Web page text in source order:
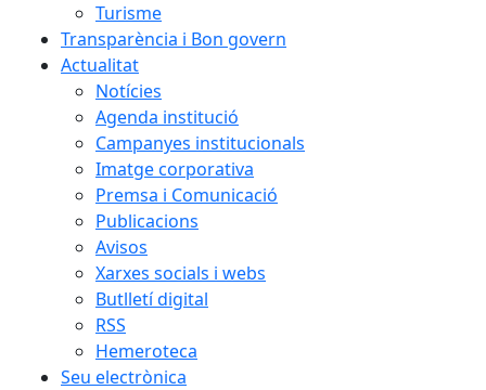
Turisme
Transparència i Bon govern
Actualitat
Notícies
Agenda institució
Campanyes institucionals
Imatge corporativa
Premsa i Comunicació
Publicacions
Avisos
Xarxes socials i webs
Butlletí digital
RSS
Hemeroteca
Seu electrònica